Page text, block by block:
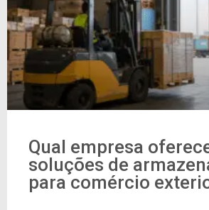
Qual empresa
soluções de
para comércio